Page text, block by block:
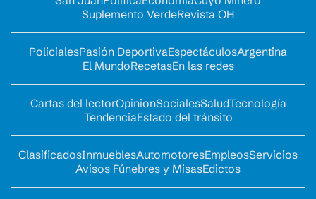
Suplemento VerdeRevista OH
PolicialesPasión DeportivaEspectáculosArgentina
El MundoRecetasEn las redes
Cartas del lectorOpinionSocialesSaludTecnología
TendenciaEstado del tránsito
ClasificadosInmueblesAutomotoresEmpleosServicios
Avisos Fúnebres y MisasEdictos